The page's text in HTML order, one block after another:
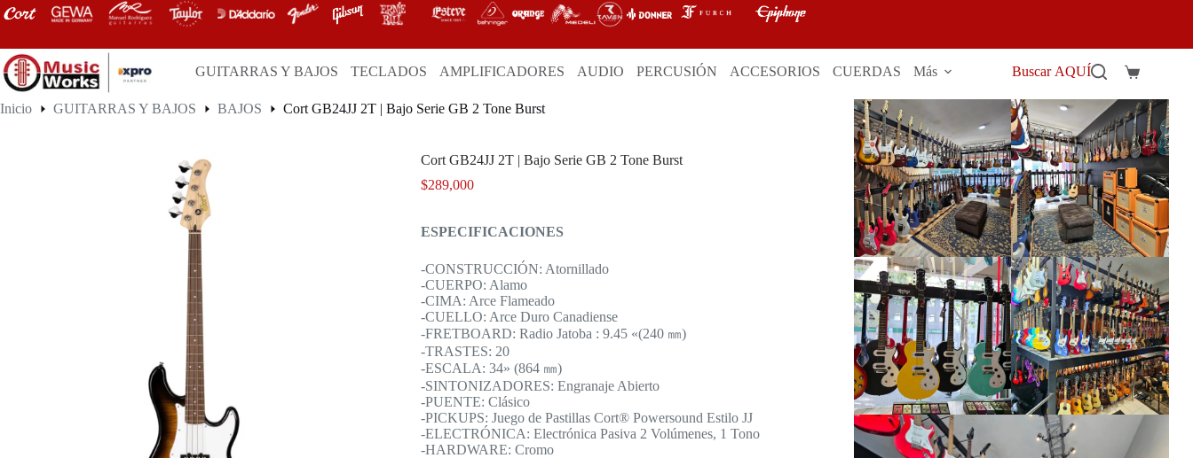
Saltar
al
GUITARRAS Y BAJOS TECLADOS AMPLIFICADORES AUDIO PERCUSIÓN ACCESORIOS CUERDAS Más Buscar AQUÍ
Carro
compra
Inicio GUITARRAS Y BAJOS BAJOS Cort GB24JJ 2T | Bajo Serie GB 2 Tone Burst
Cort GB24JJ 2T | Bajo Serie GB 2 Tone Burst
$289,000
ESPECIFICACIONES
-CONSTRUCCIÓN: Atornillado
-CUERPO: Alamo
-CIMA: Arce Flameado
-CUELLO: Arce Duro Canadiense
-FRETBOARD: Radio Jatoba : 9.45 «(240 ㎜)
-TRASTES: 20
-ESCALA: 34» (864 ㎜)
-SINTONIZADORES: Engranaje Abierto
-PUENTE: Clásico
-PICKUPS: Juego de Pastillas Cort® Powersound Estilo JJ
-ELECTRÓNICA: Electrónica Pasiva 2 Volúmenes, 1 Tono
-HARDWARE: Cromo